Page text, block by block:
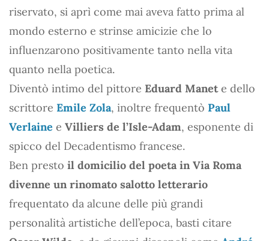
riservato, si aprì come mai aveva fatto prima al
mondo esterno e strinse amicizie che lo
influenzarono positivamente tanto nella vita
quanto nella poetica.
Diventò intimo del pittore Eduard Manete dello
scrittore Emile Zola, inoltre frequentò Paul
Verlaine e Villiers de l’Isle-Adam, esponente di
spicco del Decadentismo francese.
Ben presto il domicilio del poeta in Via Roma
divenne un rinomato salotto letterario
frequentato da alcune delle più grandi
personalità artistiche dell’epoca, basti citare